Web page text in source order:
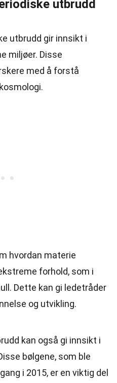
utbrudd
utbrudd gir innsikt i
miljøer. Disse
med å forstå
hvordan materie
forhold, som i
Dette kan gi ledetråder
og utvikling.
kan også gi innsikt i
bølgene, som ble
i 2015, er en viktig del